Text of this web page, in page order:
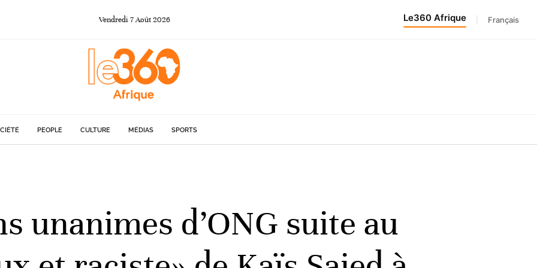
Vendredi 7Août 2026 Le360 Afrique Français
PEOPLE CULTURE MÉDIAS SPORTS
unanimes d’ONG suite au